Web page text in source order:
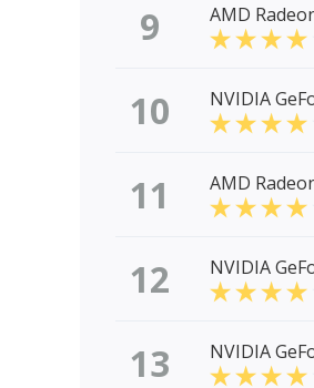
9 AMD
10 NVIDIA
11 AMD
12 NVIDIA
13 NVIDIA